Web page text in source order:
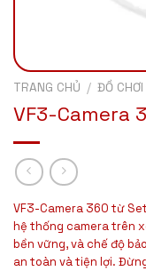
TRANG CHỦ / ĐỒ
VF3-Camera
VF3-Camera 360 từ
hệ thống camera trên
bền vững, và chế độ
an toàn và tiện lợi.